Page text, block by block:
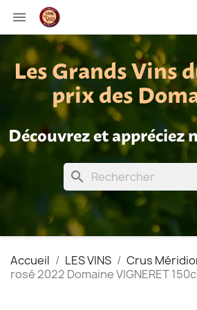

Les Grands Vins
prix des
Découvrez et appréciez
search
Accueil LES VINS Crus
rosé 2022 Domaine VIGNERET